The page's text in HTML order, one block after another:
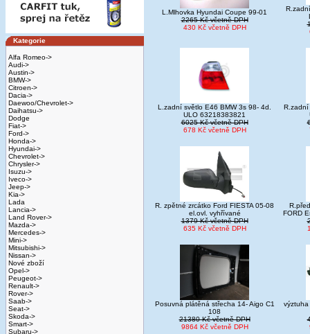
Kategorie
Alfa Romeo->
Audi->
Austin->
BMW->
Citroen->
Dacia->
Daewoo/Chevrolet->
Daihatsu->
Dodge
Fiat->
Ford->
Honda->
Hyundai->
Chevrolet->
Chrysler->
Isuzu->
Iveco->
Jeep->
Kia->
Lada
Lancia->
Land Rover->
Mazda->
Mercedes->
Mini->
Mitsubishi->
Nissan->
Nové zboží
Opel->
Peugeot->
Renault->
Rover->
Saab->
Seat->
Skoda->
Smart->
Subaru->
L.Mlhovka Hyundai Coupe 99-01
2265 Kč včetně DPH
430 Kč včetně DPH
L.zadní světlo E46 BMW 3s 98- 4d.
ULO 63218383821
6025 Kč včetně DPH
678 Kč včetně DPH
R.zadní
R. zpětné zrcátko Ford FIESTA 05-08
el.ovl. vyhřívané
1379 Kč včetně DPH
635 Kč včetně DPH
FORD
Posuvná plátěná střecha 14- Aigo C1
108
21380 Kč včetně DPH
9864 Kč včetně DPH